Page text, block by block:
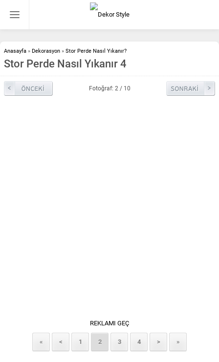
Anasayfa » Dekorasyon » Stor Perde Nasıl Yıkanır?
Stor Perde Nasıl Yıkanır 4
Fotoğraf: 2 / 10
REKLAMI GEÇ
« < 1 2 3 4 > »